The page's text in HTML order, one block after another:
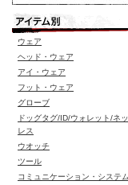
ウェア
ヘッド・ウェア
アイ・ウェア
フット・ウェア
グローブ
ドッグタグ/ID/ウォレット/ネ
レス
ウオッチ
ツール
コミュニケーション・システム